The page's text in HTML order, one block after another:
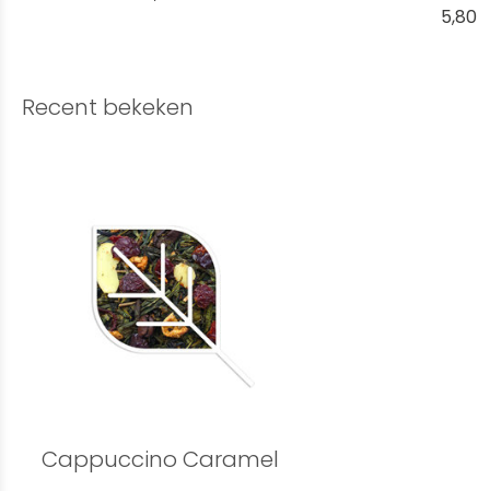
5,80
Recent bekeken
Cappuccino Caramel